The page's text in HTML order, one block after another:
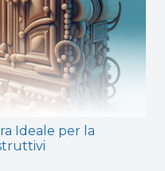
Ideale per la